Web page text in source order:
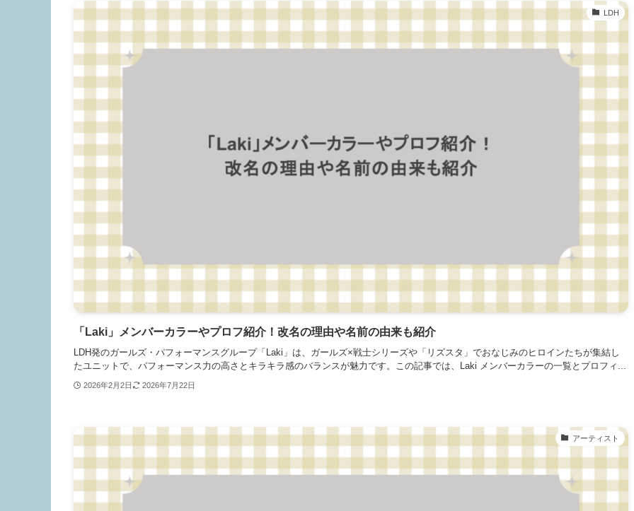
LDH
「Laki」メンバーカラーやプロフ紹介！改名の理由や名前の由来も紹介
LDH発のガールズ・パフォーマンスグループ「Laki」は、ガールズ×戦士シリーズや「リズスタ」でおなじみのヒロインたちが集結し
たユニットで、パフォーマンス力の高さとキラキラ感のバランスが魅力です。この記事では、Laki メンバーカラーの一覧とプロフィ...
2026年2月2日 2026年7月22日
アーティスト